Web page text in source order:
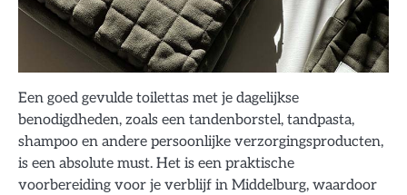
Een goed gevulde toilettas met je dagelijkse
benodigdheden, zoals een tandenborstel, tandpasta,
shampoo en andere persoonlijke verzorgingsproducten,
is een absolute must. Het is een praktische
voorbereiding voor je verblijf in Middelburg, waardoor